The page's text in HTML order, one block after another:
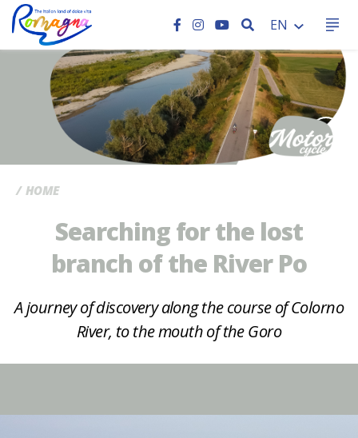
SEARCH
EN
CC
HOME
Searching for the lost
branch of the River Po
A journey of discovery along the course of Colorno
River, to the mouth of the Goro